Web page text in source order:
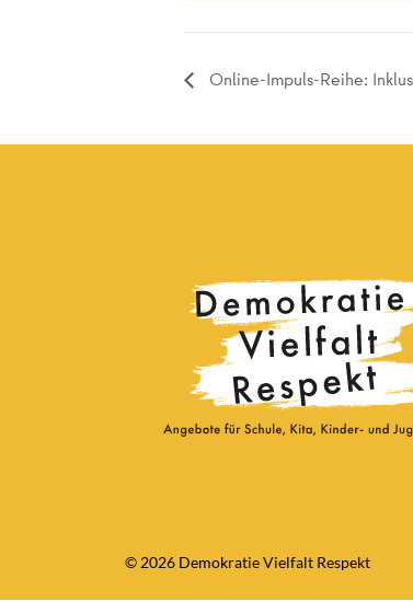
Online-Impuls-Reihe:
© 2026 Demokratie Vielfalt Respekt